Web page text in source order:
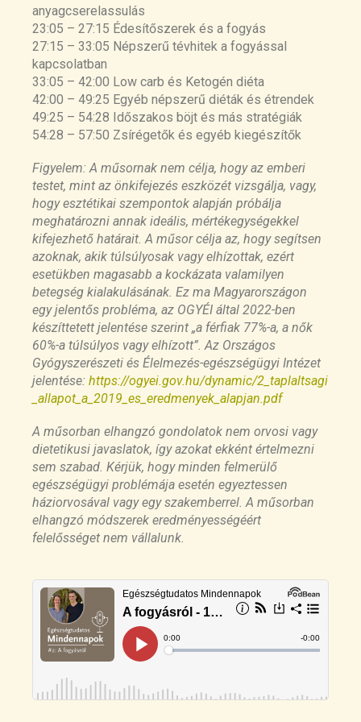
Timing of daily calorie loading affects appetite
and hunger responses without changes in
energy metabolism in healthy subjects with
obesity
https://pubmed.ncbi.nlm.nih.gov/36087576/
Understanding meal patterns: definitions,
methodology and impact on nutrient intake and
https://pubmed.ncbi.nlm.nih.gov/25790334/
Carbohydrate-last meal pattern lowers
postprandial glucose and insulin excursions in
type 2 diabetes
https://www.ncbi.nlm.nih.gov/pmc/articles/PMC5
604719/
Circadian Biology: Uncoupling Human Body
Clocks by Food Timing
https://pubmed.ncbi.nlm.nih.gov/28697366/
Timing of food intake: Sounding the alarm about
metabolic impairments? A systematic review
Does Timing Matter? A Narrative Review of
Intermittent Fasting Variants and Their Effects
on Bodyweight and Body Composition
https://www.ncbi.nlm.nih.gov/pmc/articles/PMC9
736182/
Postprandial Glucose and Insulin Levels
https://www.ncbi.nlm.nih.gov/pmc/articles/PMC4
876745/
Effect of meal frequency on glucose and insulin
a randomised trial
https://pubmed.ncbi.nlm.nih.gov/26862008/
anyagcserelassulás
23:05 – 27:15 Édesítőszerek és a fogyás
27:15 – 33:05 Népszerű tévhitek a fogyással
kapcsolatban
33:05 – 42:00 Low carb és Ketogén diéta
42:00 – 49:25 Egyéb népszerű diéták és étrendek
49:25 – 54:28 Időszakos böjt és más stratégiák
54:28 – 57:50 Zsírégetők és egyéb kiegészítők
Figyelem: A műsornak nem célja, hogy az emberi
testet, mint az önkifejezés eszközét vizsgálja, vagy,
hogy esztétikai szempontok alapján próbálja
meghatározni annak ideális, mértékegységekkel
kifejezhető határait. A műsor célja az, hogy segítsen
azoknak, akik túlsúlyosak vagy elhízottak, ezért
esetükben magasabb a kockázata valamilyen
betegség kialakulásának. Ez ma Magyarországon
egy jelentős probléma, az OGYÉI által 2022-ben
készíttetett jelentése szerint „a férfiak 77%-a, a nők
60%-a túlsúlyos vagy elhízott”. Az Országos
Gyógyszerészeti és Élelmezés-egészségügyi Intézet
jelentése: https://ogyei.gov.hu/dynamic/2_taplaltsagi
_allapot_a_2019_es_eredmenyek_alapjan.pdf
A műsorban elhangzó gondolatok nem orvosi vagy
dietetikusi javaslatok, így azokat ekként értelmezni
sem szabad. Kérjük, hogy minden felmerülő
egészségügyi problémája esetén egyeztessen
háziorvosával vagy egy szakemberrel. A műsorban
elhangzó módszerek eredményességéért
felelősséget nem vállalunk.